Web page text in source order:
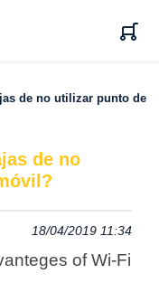
de no utilizar punto de
de no
18/04/2019 11:34